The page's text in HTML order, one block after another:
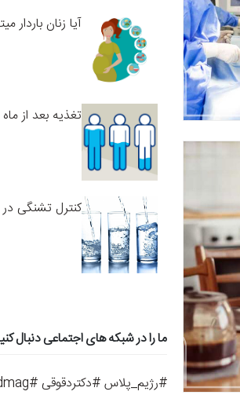
آیا زنان باردار
تغذیه بعد از
کنترل تشنگی
ما را در شبکه های اجتماعی دنبال
#رژیم_پلاس #دکتردقوقی #drdmag